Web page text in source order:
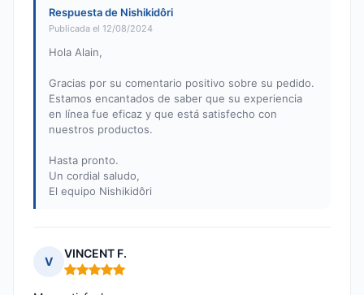
Respuesta de Nishikidôri
Publicada el 12/08/2024
Hola Alain,
Gracias por su comentario positivo sobre su pedido.
Estamos encantados de saber que su experiencia
en línea fue eficaz y que está satisfecho con
nuestros productos.
Hasta pronto.
Un cordial saludo,
El equipo Nishikidôri
V
VINCENT F.
Nota: 5 de 5